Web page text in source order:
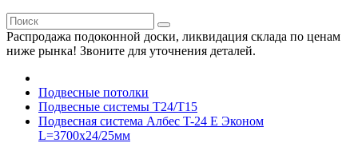
Распродажа подоконной доски, ликвидация склада по ценам
ниже рынка! Звоните для уточнения деталей.
Подвесные потолки
Подвесные системы Т24/Т15
Подвесная система Албес T-24 E Эконом
L=3700х24/25мм